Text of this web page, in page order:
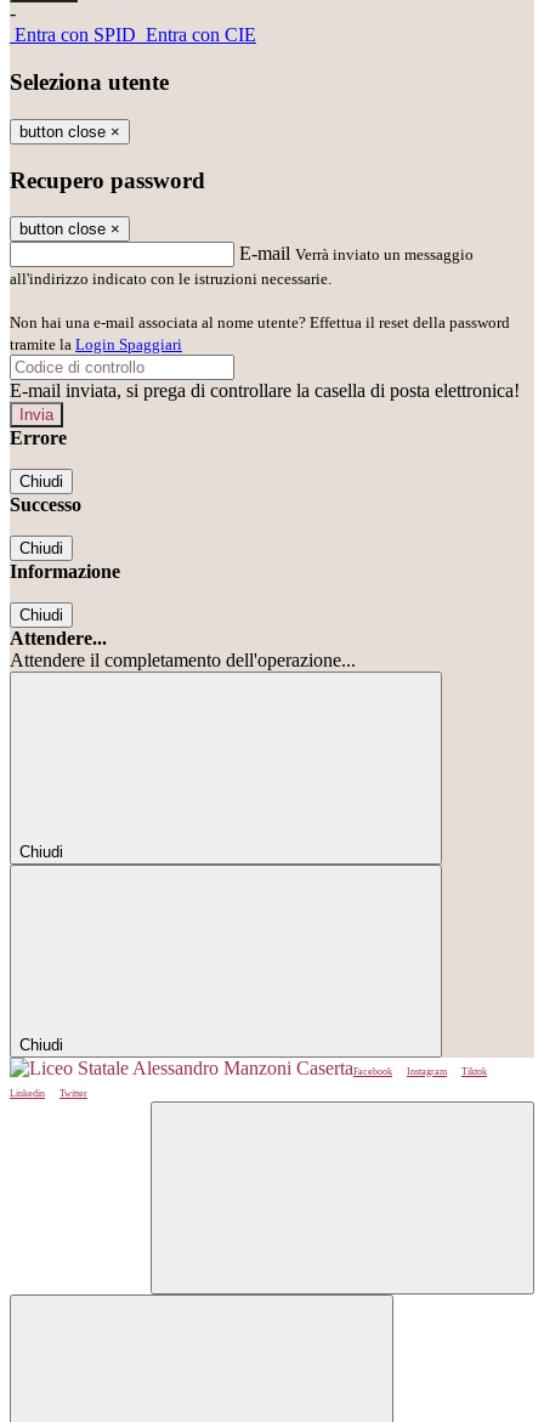
-
Entra con SPID Entra con CIE
Seleziona utente
button close ×
Recupero password
button close ×
E-mail Verrà inviato un messaggio
all'indirizzo indicato con le istruzioni necessarie.
Non hai una e-mail associata al nome utente? Effettua il reset della password
tramite la Login Spaggiari
E-mail inviata, si prega di controllare la casella di posta elettronica!
Errore
Chiudi
Successo
Chiudi
Informazione
Chiudi
Attendere...
Attendere il completamento dell'operazione...
Chiudi
Chiudi
Facebook Instagram
Tiktok
Linkedin
Twitter